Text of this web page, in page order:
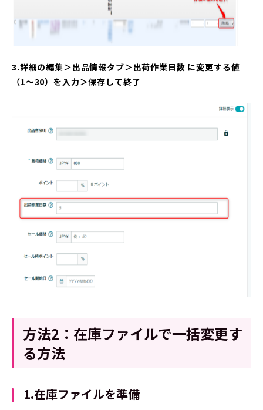
3.詳細の編集＞出品情報タブ＞出荷作業日数 に変更する値
（1〜30）を入力＞保存して終了
方法2：在庫ファイルで一括変更す
る方法
1.在庫ファイルを準備